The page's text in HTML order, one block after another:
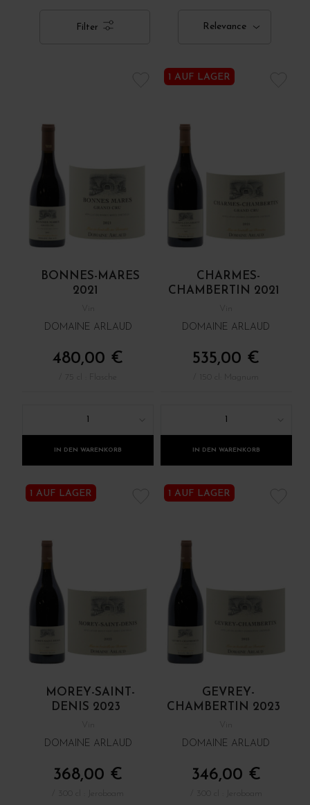
Filter Relevance
BONNES-MARES
2021
DOMAINE ARLAUD
480,00 €
1
IN DEN WARENKORB
1 AUF LAGER
CHARMES-
CHAMBERTIN 2021
DOMAINE ARLAUD
535,00 €
1
IN DEN WARENKORB
1 AUF LAGER
MOREY-SAINT-
DENIS 2023
DOMAINE ARLAUD
368,00 €
/ 300 cl : Jeroboam
1 AUF LAGER
GEVREY-
CHAMBERTIN 2023
DOMAINE ARLAUD
346,00 €
/ 300 cl : Jeroboam